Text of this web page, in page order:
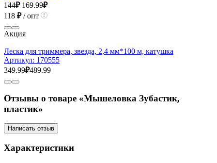
144₽ 169.99₽
118 ₽/ опт
Акция
Леска для триммера, звезда, 2,4 мм*100 м, катушка
Артикул: 170555
349.99₽489.99
Отзывы о товаре «Мышеловка Зубастик,
пластик»
Написать отзыв
Характеристики